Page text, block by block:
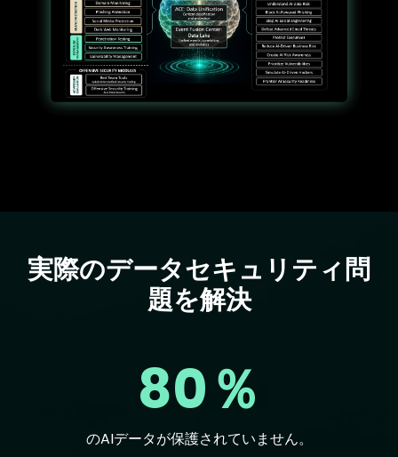
Text
実際のデータセキュリティ問
題を解決
80％
のAIデータが保護されていません。